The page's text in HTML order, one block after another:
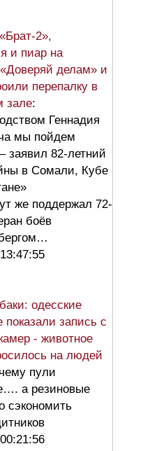
2»,
и пиар на
делам» и
перепалку в
зале:
Геннадия
мы пойдем
82-летний
в Сомали, Кубе
же поддержал 72-
боёв
одесские
показали запись с
- животное
на людей
пули
а резиновые
сэкономить